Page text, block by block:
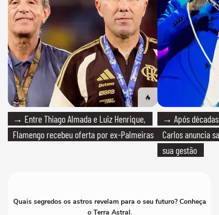
→ Entre Thiago Almada e Luiz Henrique,
Flamengo recebeu oferta por ex-Palmeiras
→ Após
Carlos anuncia
sua gestão
Quais segredos os astros revelam para o seu futuro? Conheça
o Terra Astral.